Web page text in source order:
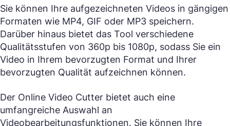
Sie können Ihre aufgezeichneten Videos in gängigen
Formaten wie MP4, GIF oder MP3 speichern.
Darüber hinaus bietet das Tool verschiedene
Qualitätsstufen von 360p bis 1080p, sodass Sie ein
Video in Ihrem bevorzugten Format und Ihrer
bevorzugten Qualität aufzeichnen können.
Der Online Video Cutter bietet auch eine
umfangreiche Auswahl an
Videobearbeitungsfunktionen. Sie können Ihre